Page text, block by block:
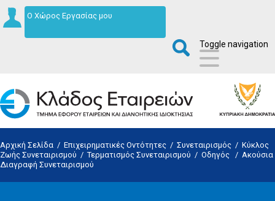
Ο Χώρος Εργασίας μου
Toggle navigation
Αρχική Σελίδα / Επιχειρηματικές Οντότητες / Συνεταιρισμός / Κύκλος
Ζωής Συνεταιρισμού /Τερματισμός Συνεταιρισμού / Οδηγός / Ακούσια
Διαγραφή Συνεταιρισμού